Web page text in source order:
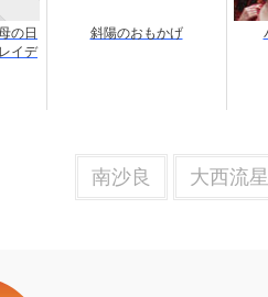
の日
イデ
斜陽のおもかげ
南沙良 大西流星